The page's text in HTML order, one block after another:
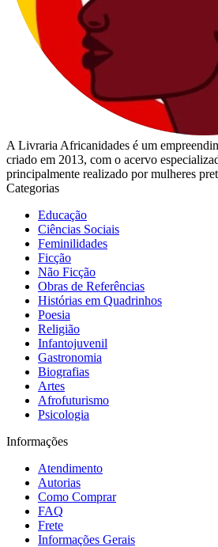
A Livraria Africanidades é um
criado em 2013, com o acervo
principalmente realizado por mulheres
Categorias
Educação
Ciências Sociais
Feminilidades
Ficção
Não Ficção
Obras de Referências
Histórias em Quadrinhos
Poesia
Religião
Infantojuvenil
Gastronomia
Biografias
Artes
Afrofuturismo
Psicologia
Informações
Atendimento
Autorias
Como Comprar
FAQ
Frete
Informações Gerais